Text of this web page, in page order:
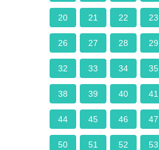
20 21 22 23
26 27 28 29
32 33 34 35
38 39 40 41
44 45 46 47
50 51 52 53